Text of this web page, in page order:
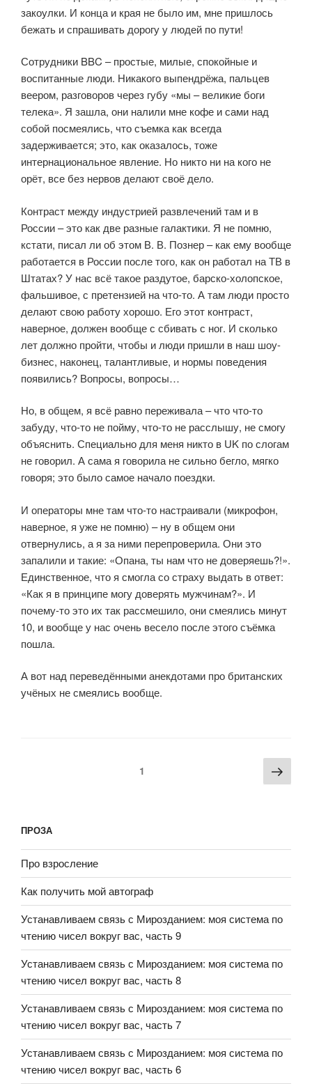
закоулки. И конца и края не было им, мне пришлось
бежать и спрашивать дорогу у людей по пути!
Сотрудники BBC – простые, милые, спокойные и
воспитанные люди. Никакого выпендрёжа, пальцев
веером, разговоров через губу «мы – великие боги
телека». Я зашла, они налили мне кофе и сами над
собой посмеялись, что съемка как всегда
задерживается; это, как оказалось, тоже
интернациональное явление. Но никто ни на кого не
орёт, все без нервов делают своё дело.
Контраст между индустрией развлечений там и в
России – это как две разные галактики. Я не помню,
кстати, писал ли об этом В. В. Познер – как ему вообще
работается в России после того, как он работал на ТВ в
Штатах? У нас всё такое раздутое, барско-холопское,
фальшивое, с претензией на что-то. А там люди просто
делают свою работу хорошо. Его этот контраст,
наверное, должен вообще с сбивать с ног. И сколько
лет должно пройти, чтобы и люди пришли в наш шоу-
бизнес, наконец, талантливые, и нормы поведения
появились? Вопросы, вопросы…
Но, в общем, я всё равно переживала – что что-то
забуду, что-то не пойму, что-то не расслышу, не смогу
объяснить. Специально для меня никто в UK по слогам
не говорил. А сама я говорила не сильно бегло, мягко
говоря; это было самое начало поездки.
И операторы мне там что-то настраивали (микрофон,
наверное, я уже не помню) – ну в общем они
отвернулись, а я за ними перепроверила. Они это
запалили и такие: «Опана, ты нам что не доверяешь?!».
Единственное, что я смогла со страху выдать в ответ:
«Как я в принципе могу доверять мужчинам?». И
почему-то это их так рассмешило, они смеялись минут
10, и вообще у нас очень весело после этого съёмка
пошла.
А вот над переведёнными анекдотами про британских
учёных не смеялись вообще.
1
ПРОЗА
Про взросление
Как получить мой автограф
Устанавливаем связь с Мирозданием: моя система по
чтению чисел вокруг вас, часть 9
Устанавливаем связь с Мирозданием: моя система по
чтению чисел вокруг вас, часть 8
Устанавливаем связь с Мирозданием: моя система по
чтению чисел вокруг вас, часть 7
Устанавливаем связь с Мирозданием: моя система по
чтению чисел вокруг вас, часть 6